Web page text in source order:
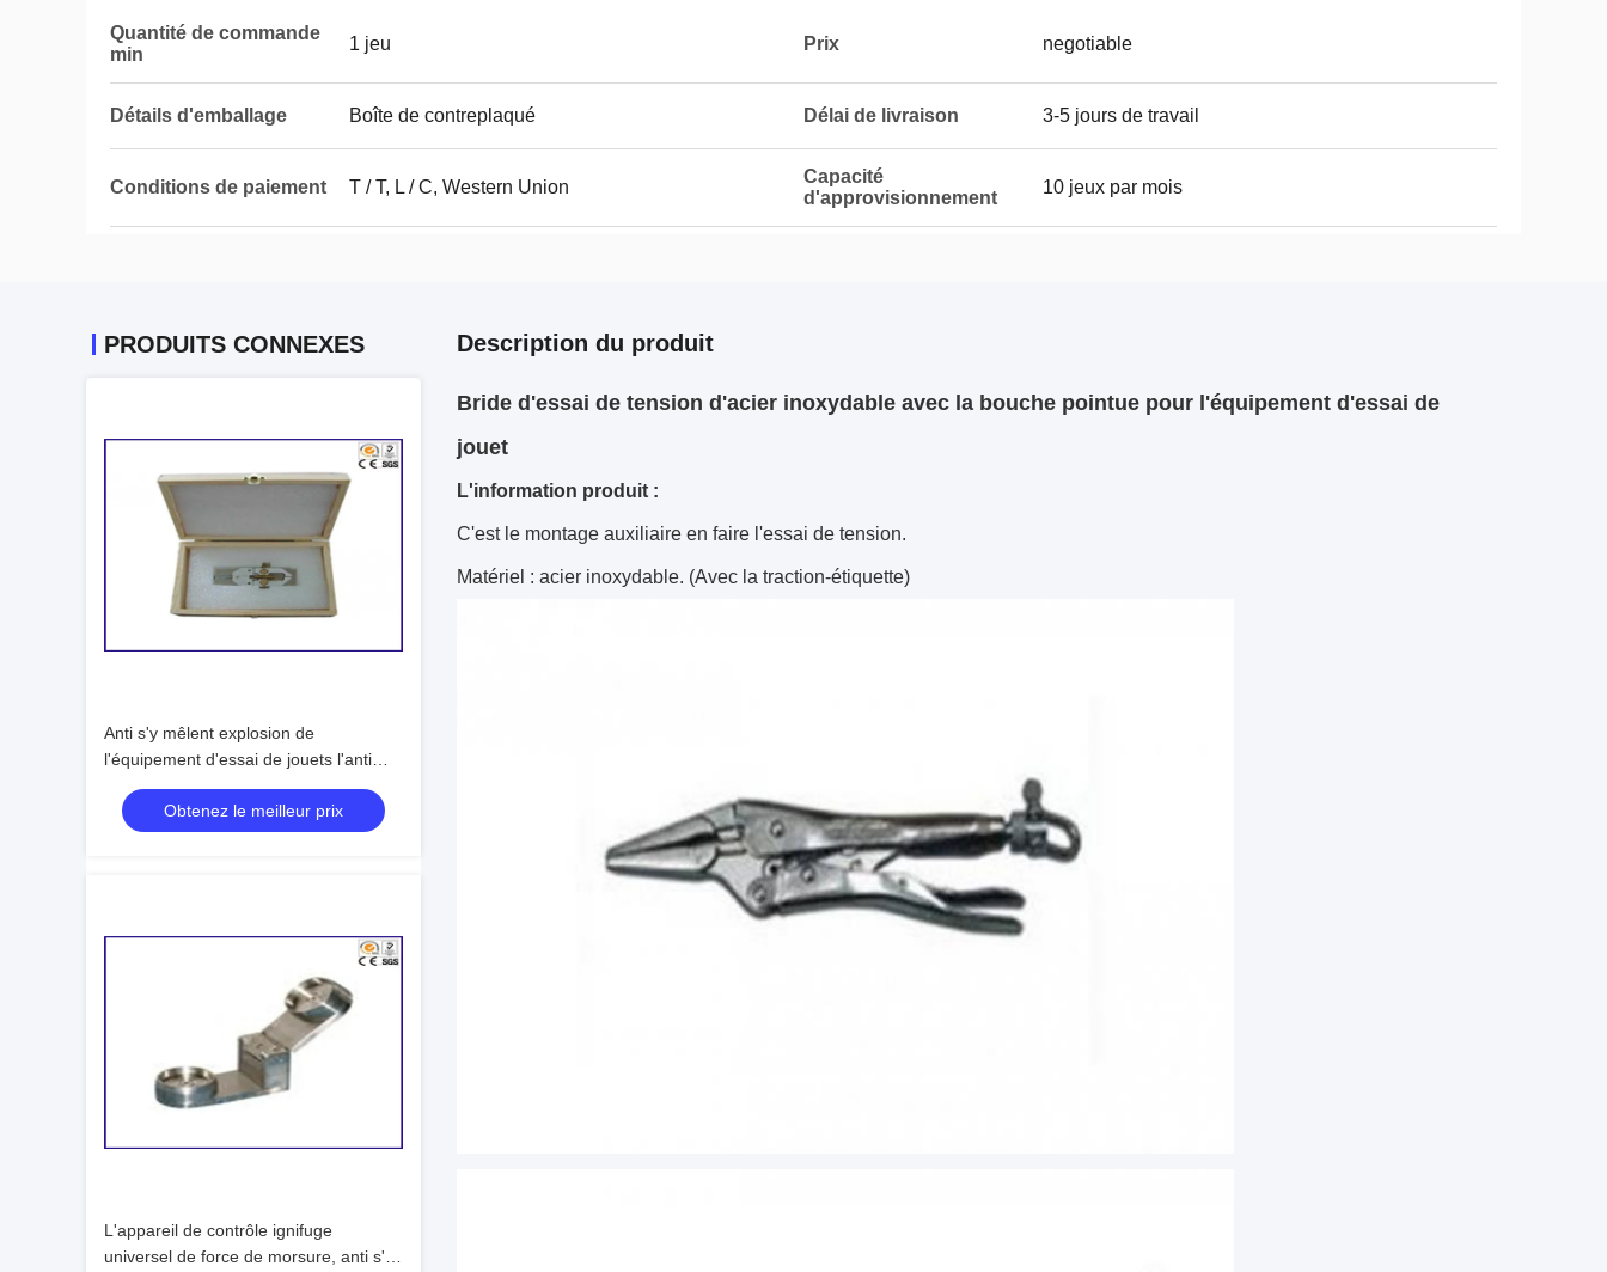
Quantité de commande
min
1 jeu Prix negotiable
Détails d'emballage Boîte de contreplaqué Délai de livraison 3-5 jours de travail
Conditions de paiement T / T, L / C, Western Union
Capacité
d'approvisionnement
10 jeux par mois
PRODUITS CONNEXES
Anti s'y mêlent explosion de
l'équipement d'essai de jouets l'anti
72.6×72.6×30mm
Obtenez le meilleur prix
L'appareil de contrôle ignifuge
universel de force de morsure, anti s'y
Description du produit
Bride d'essai de tension d'acier inoxydable avec la bouche pointue pour l'équipement d'essai de
jouet
L'information produit :
C'est le montage auxiliaire en faire l'essai de tension.
Matériel : acier inoxydable. (Avec la traction-étiquette)